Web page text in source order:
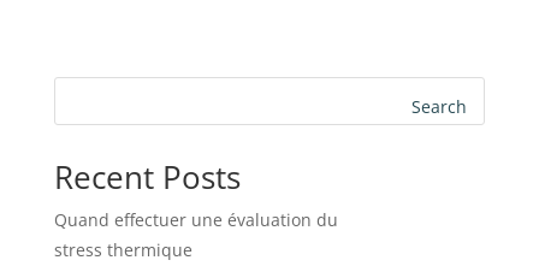
Search
Recent Posts
Quand effectuer une évaluation du
stress thermique